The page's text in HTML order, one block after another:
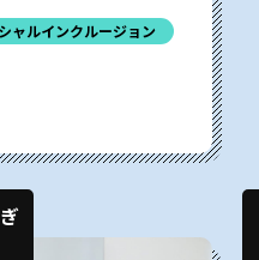
ャルインクルージョン